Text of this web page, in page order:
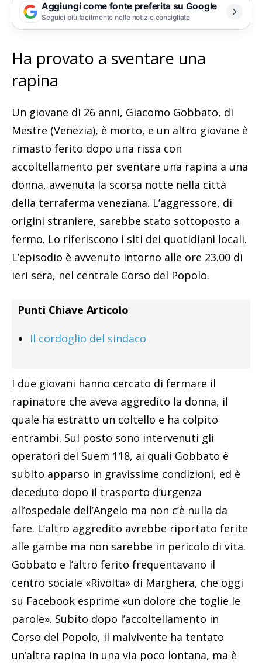
Aggiungi come fonte preferita su Google
Seguici più facilmente nelle notizie consigliate
Ha provato a sventare una
rapina
Un giovane di 26 anni, Giacomo Gobbato, di
Mestre (Venezia), è morto, e un altro giovane è
rimasto ferito dopo una rissa con
accoltellamento per sventare una rapina a una
donna, avvenuta la scorsa notte nella città
della terraferma veneziana. L’aggressore, di
origini straniere, sarebbe stato sottoposto a
fermo. Lo riferiscono i siti dei quotidiani locali.
L’episodio è avvenuto intorno alle ore 23.00 di
ieri sera, nel centrale Corso del Popolo.
Punti Chiave Articolo
Il cordoglio del sindaco
I due giovani hanno cercato di fermare il
rapinatore che aveva aggredito la donna, il
quale ha estratto un coltello e ha colpito
entrambi. Sul posto sono intervenuti gli
operatori del Suem 118, ai quali Gobbato è
subito apparso in gravissime condizioni, ed è
deceduto dopo il trasporto d’urgenza
all’ospedale dell’Angelo ma non c’è nulla da
fare. L’altro aggredito avrebbe riportato ferite
alle gambe ma non sarebbe in pericolo di vita.
Gobbato e l’altro ferito frequentavano il
centro sociale «Rivolta» di Marghera, che oggi
su Facebook esprime «un dolore che toglie le
parole». Subito dopo l’accoltellamento in
Corso del Popolo, il malvivente ha tentato
un’altra rapina in una via poco lontana, ma è